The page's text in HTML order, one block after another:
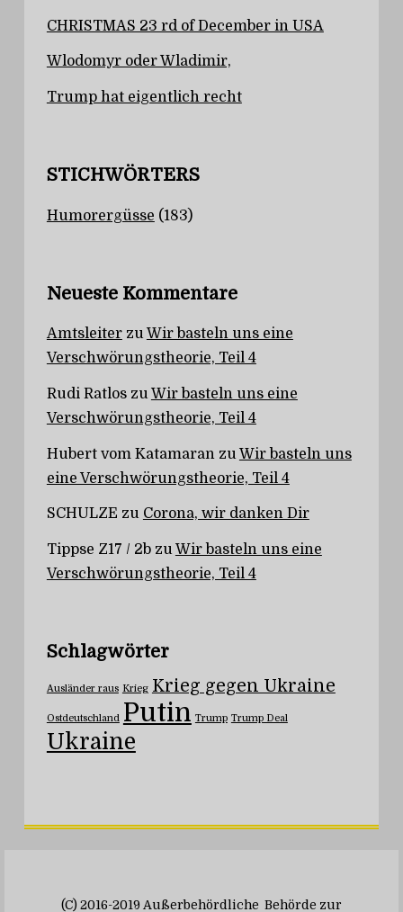
CHRISTMAS 23 rd of December in USA
Wlodomyr oder Wladimir,
Trump hat eigentlich recht
STICHWÖRTERS
Humorergüsse (183)
Neueste Kommentare
AmtsleiterzuWir basteln uns eine
Verschwörungstheorie, Teil 4
Rudi RatloszuWir basteln uns eine
Verschwörungstheorie, Teil 4
Hubert vom Katamaran zu Wir basteln uns
eine Verschwörungstheorie, Teil 4
SCHULZE zu Corona, wir danken Dir
Tippse Z17 / 2bzuWir basteln uns eine
Verschwörungstheorie, Teil 4
Schlagwörter
Ausländer raus Krieg Krieg gegen Ukraine
Ostdeutschland Putin Trump Trump Deal
Ukraine
(C) 2016-2019 Außerbehördliche Behörde zur